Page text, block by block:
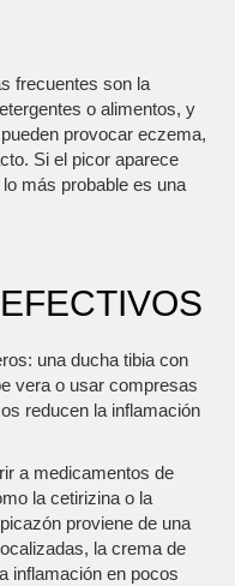
frecuentes son la
o alimentos, y
provocar eczema,
Si el picor aparece
más probable es una
una ducha tibia con
vera o usar compresas
reducen la inflamación
a medicamentos de
la cetirizina o la
proviene de una
la crema de
inflamación en pocos